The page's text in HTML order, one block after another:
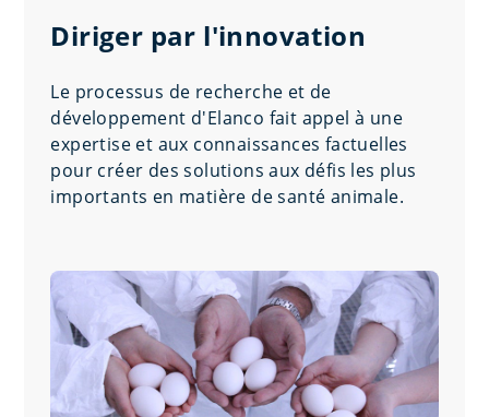
Diriger par l'innovation
Le processus de recherche et de
développement d'Elanco fait appel à une
expertise et aux connaissances factuelles
pour créer des solutions aux défis les plus
importants en matière de santé animale.